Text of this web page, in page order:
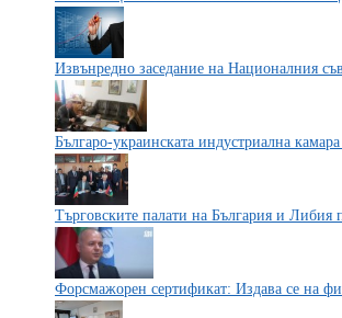
Извънредно заседание на Националния
Българо-украинската индустриална
Търговските палати на България и Либия
Форсмажорен сертификат: Издава се на